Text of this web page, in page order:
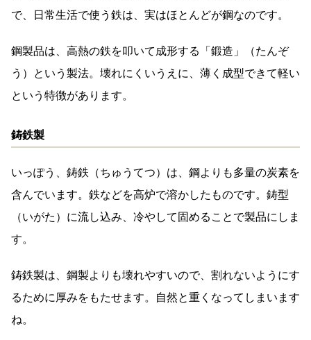
で、日常生活で使う鉄は、実はほとんどが鋼なのです。
鋼製品は、高熱の鉄を叩いて成形する「鍛造」（たんぞ
う）という製法。壊れにくいうえに、薄く成型できて軽い
という特徴があります。
鋳鉄製
いっぽう、鋳鉄（ちゅうてつ）は、鋼よりも多量の炭素を
含んでいます。鉄などを高炉で溶かしたものです。鋳型
（いがた）に流し込み、冷やして固めることで製品にしま
す。
鋳鉄製は、鋼製よりも壊れやすいので、割れないようにす
るために厚みをもたせます。自然と重くなってしまいます
ね。